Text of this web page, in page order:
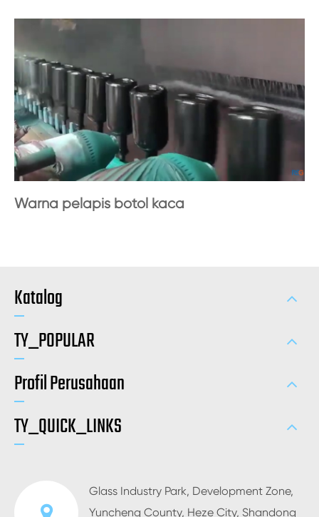
Warna pelapis botol kaca
Katalog
TY_POPULAR
Profil Perusahaan
TY_QUICK_LINKS
Glass Industry Park, Development Zone,
Yuncheng County, Heze City, Shandong